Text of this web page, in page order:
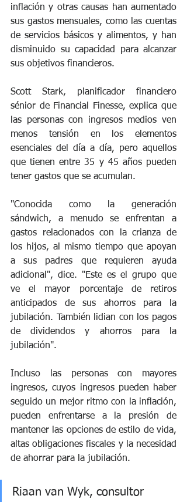
inflación y otras causas han aumentado
sus gastos mensuales, como las cuentas
de servicios básicos y alimentos, y han
disminuido su capacidad para alcanzar
sus objetivos financieros.
Scott Stark, planificador financiero
sénior de Financial Finesse, explica que
las personas con ingresos medios ven
menos tensión en los elementos
esenciales del día a día, pero aquellos
que tienen entre 35 y 45 años pueden
tener gastos que se acumulan.
"Conocida como la generación
sándwich, a menudo se enfrentan a
gastos relacionados con la crianza de
los hijos, al mismo tiempo que apoyan
a sus padres que requieren ayuda
adicional", dice. "Este es el grupo que
ve el mayor porcentaje de retiros
anticipados de sus ahorros para la
jubilación. También lidian con los pagos
de dividendos y ahorros para la
jubilación".
Incluso las personas con mayores
ingresos, cuyos ingresos pueden haber
seguido un mejor ritmo con la inflación,
pueden enfrentarse a la presión de
mantener las opciones de estilo de vida,
altas obligaciones fiscales y la necesidad
de ahorrar para la jubilación.
Riaan van Wyk, consultor